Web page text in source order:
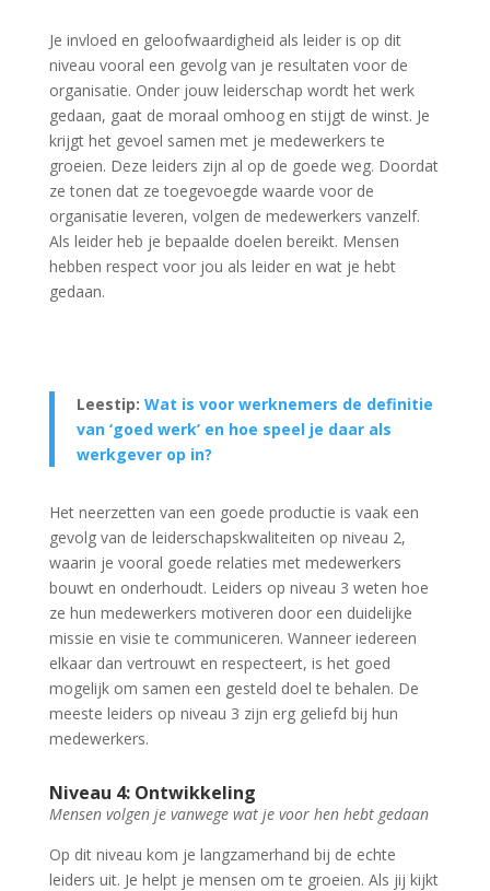
Je invloed en geloofwaardigheid als leider is op dit
niveau vooral een gevolg van je resultaten voor de
organisatie. Onder jouw leiderschap wordt het werk
gedaan, gaat de moraal omhoog en stijgt de winst. Je
krijgt het gevoel samen met je medewerkers te
groeien. Deze leiders zijn al op de goede weg. Doordat
ze tonen dat ze toegevoegde waarde voor de
organisatie leveren, volgen de medewerkers vanzelf.
Als leider heb je bepaalde doelen bereikt. Mensen
hebben respect voor jou als leider en wat je hebt
gedaan.
Leestip: Wat is voor werknemers de definitie
van ‘goed werk’ en hoe speel je daar als
werkgever op in?
Het neerzetten van een goede productie is vaak een
gevolg van de leiderschapskwaliteiten op niveau 2,
waarin je vooral goede relaties met medewerkers
bouwt en onderhoudt. Leiders op niveau 3 weten hoe
ze hun medewerkers motiveren door een duidelijke
missie en visie te communiceren. Wanneer iedereen
elkaar dan vertrouwt en respecteert, is het goed
mogelijk om samen een gesteld doel te behalen. De
meeste leiders op niveau 3 zijn erg geliefd bij hun
medewerkers.
Niveau 4: Ontwikkeling
Mensen volgen je vanwege wat je voor hen hebt gedaan
Op dit niveau kom je langzamerhand bij de echte
leiders uit. Je helpt je mensen om te groeien. Als jij kijkt